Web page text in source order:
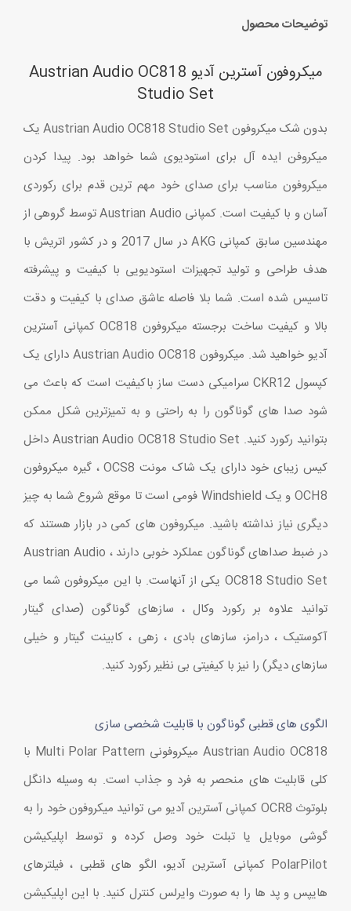
توضیحات محصول
میکروفون آسترین آدیو Austrian Audio OC818
Studio Set
بدون شک میکروفون Austrian Audio OC818 Studio Set یک
میکروفن ایده آل برای استودیوی شما خواهد بود. پیدا کردن
میکروفون مناسب برای صدای خود مهم ترین قدم برای رکوردی
آسان و با کیفیت است. کمپانی Austrian Audio توسط گروهی از
مهندسین سابق کمپانی AKG در سال 2017 و در کشور اتریش با
هدف طراحی و تولید تجهیزات استودیویی با کیفیت و پیشرفته
تاسیس شده است. شما بلا فاصله عاشق صدای با کیفیت و دقت
بالا و کیفیت ساخت برجسته میکروفون OC818 کمپانی آسترین
آدیو خواهید شد. میکروفون Austrian Audio OC818 دارای یک
کپسول CKR12 سرامیکی دست ساز باکیفیت است که باعث می
شود صدا های گوناگون را به راحتی و به تمیزترین شکل ممکن
بتوانید رکورد کنید. Austrian Audio OC818 Studio Set داخل
کیس زیبای خود دارای یک شاک مونت OCS8 ، گیره میکروفون
OCH8 و یک Windshield فومی است تا موقع شروع شما به چیز
دیگری نیاز نداشته باشید. میکروفون های کمی در بازار هستند که
در ضبط صداهای گوناگون عملکرد خوبی دارند ، Austrian Audio
OC818 Studio Set یکی از آنهاست. با این میکروفون شما می
توانید علاوه بر رکورد وکال ، سازهای گوناگون (صدای گیتار
آکوستیک ، درامز، سازهای بادی ، زهی ، کابینت گیتار و خیلی
سازهای دیگر) را نیز با کیفیتی بی نظیر رکورد کنید.
الگوی های قطبی گوناگون با قابلیت شخصی سازی
Austrian Audio OC818 میکروفونی Multi Polar Pattern با
کلی قابلیت های منحصر به فرد و جذاب است. به وسیله دانگل
بلوتوث OCR8 کمپانی آسترین آدیو می توانید میکروفون خود را به
گوشی موبایل یا تبلت خود وصل کرده و توسط اپلیکیشن
PolarPilot کمپانی آسترین آدیو، الگو های قطبی ، فیلترهای
هایپس و پد ها را به صورت وایرلس کنترل کنید. با این اپلیکیشن